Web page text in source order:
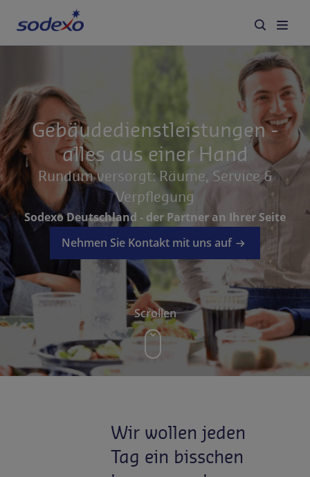
Branchen
Über Sodexo
Karriere
Blog
Kontakt
Newsroom DE-DE
Gebäudedienstleistungen -
alles aus einer Hand
Rundum versorgt: Räume, Service &
Verpflegung
Sodexo Deutschland - der Partner an Ihrer Seite
Nehmen Sie Kontakt mit uns auf
Scrollen
Wir wollen jeden
Tag ein bisschen